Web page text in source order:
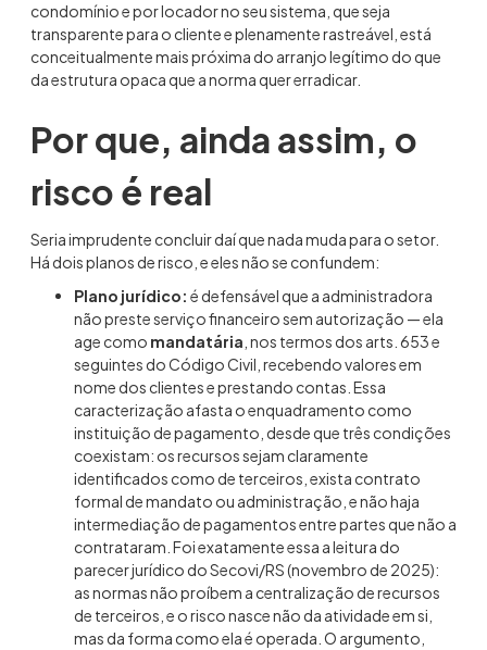
condomínio e por locador no seu sistema, que seja
transparente para o cliente e plenamente rastreável, está
conceitualmente mais próxima do arranjo legítimo do que
da estrutura opaca que a norma quer erradicar.
Por que, ainda assim, o
risco é real
Seria imprudente concluir daí que nada muda para o setor.
Há dois planos de risco, e eles não se confundem:
Plano jurídico: é defensável que a administradora
não preste serviço financeiro sem autorização — ela
age como mandatária , nos termos dos arts. 653 e
seguintes do Código Civil, recebendo valores em
nome dos clientes e prestando contas. Essa
caracterização afasta o enquadramento como
instituição de pagamento, desde que três condições
coexistam: os recursos sejam claramente
identificados como de terceiros, exista contrato
formal de mandato ou administração, e não haja
intermediação de pagamentos entre partes que não a
contrataram. Foi exatamente essa a leitura do
parecer jurídico do Secovi/RS (novembro de 2025):
as normas não proíbem a centralização de recursos
de terceiros, e o risco nasce não da atividade em si,
mas da forma como ela é operada. O argumento,